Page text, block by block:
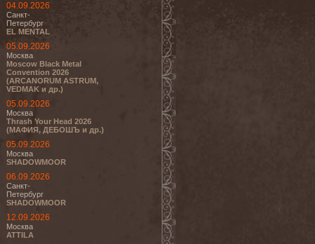
04.09.2026
Санкт-
Петербург
EL MENTAL
05.09.2026
Москва
Moscow Black Metal
Convention 2026
(ARCANORUM ASTRUM,
VEDMAK и др.)
05.09.2026
Москва
Thrash Your Head 2026
(МАФИЯ, ДЕБОШЪ и др.)
05.09.2026
Москва
SHADOWMOOR
06.09.2026
Санкт-
Петербург
SHADOWMOOR
12.09.2026
Москва
ATTILA